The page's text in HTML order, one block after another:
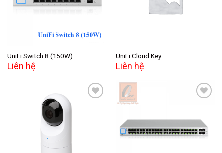
UniFi Switch 8 (150W)
Liên hệ
UniFi Cloud Key
Liên hệ
Add to
wishlist